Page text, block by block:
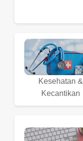
Kesehatan &
Kecantikan